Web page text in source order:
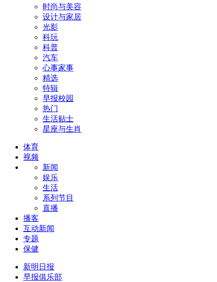
时尚与美容
设计与家居
光影
科玩
科普
汽车
心事家事
精选
特辑
早报校园
热门
生活贴士
星座与生肖
体育
视频
新闻
娱乐
生活
系列节目
直播
播客
互动新闻
专题
保健
新明日报
早报俱乐部